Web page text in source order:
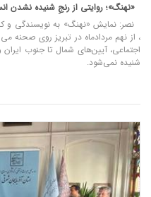
«نهنگ»؛ روایتی از رنجِ شنیده‌ نشدن
نصر: نمایش «نهنگ» به نویسندگی و
، از نهم مردادماه در تبریز روی صحنه
اجتماعی، آیین‌های شمال تا جنوب
شنیده نمی‌شود.